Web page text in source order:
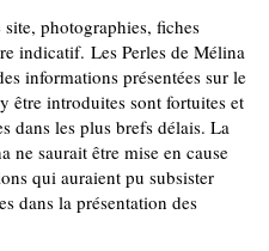
photographies, fiches
indicatif. Les Perles de Mélina
informations présentées sur le
être introduites sont fortuites et
dans les plus brefs délais. La
ne saurait être mise en cause
qui auraient pu subsister
dans la présentation des